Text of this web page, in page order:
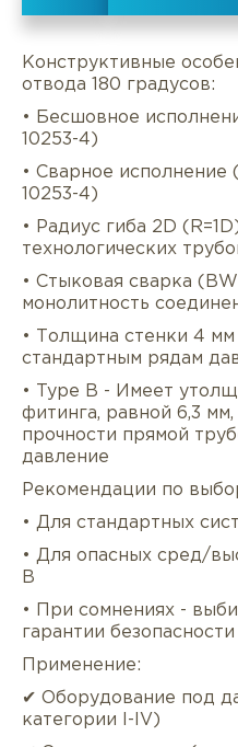
Описание
Услуги Оплата/
Конструктивные
отвода 180 градусов:
• Бесшовное
10253-4)
• Сварное исполнение
10253-4)
• Радиус гиба 2D
технологических
• Стыковая сварка
монолитность
• Толщина стенки 4 мм
стандартным рядам
• Type B - Имеет
фитинга, равной 6,3
прочности прямой
давление
Рекомендации по
• Для стандартных
• Для опасных сред/
B
• При сомнениях -
гарантии безопасности
Применение:
✔ Оборудование под
категории I-IV)